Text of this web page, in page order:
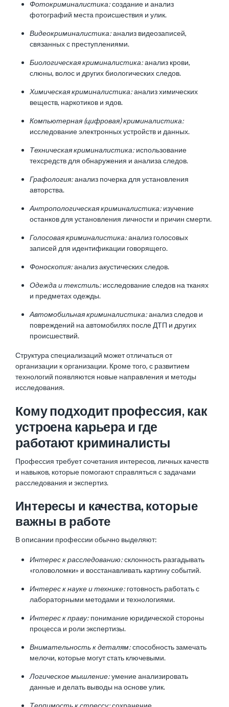
Фотокриминалистика:создание и анализ
фотографий места происшествия и улик.
Видеокриминалистика:анализ видеозаписей,
связанных с преступлениями.
Биологическая криминалистика:анализ крови,
слюны, волос и других биологических следов.
Химическая криминалистика:анализ химических
веществ, наркотиков и ядов.
Компьютерная (цифровая) криминалистика:
исследование электронных устройств и данных.
Техническая криминалистика: использование
техсредств для обнаружения и анализа следов.
Графология:анализ почерка для установления
авторства.
Антропологическая криминалистика: изучение
останков для установления личности и причин смерти.
Голосовая криминалистика:анализ голосовых
записей для идентификации говорящего.
Фоноскопия:анализ акустических следов.
Одежда и текстиль: исследование следов на тканях
и предметах одежды.
Автомобильная криминалистика:анализ следов и
повреждений на автомобилях после ДТП и других
происшествий.
Структура специализаций может отличаться от
организации к организации. Кроме того, с развитием
технологий появляются новые направления и методы
исследования.
Кому подходит профессия, как
устроена карьера и где
работают криминалисты
Профессия требует сочетания интересов, личных качеств
и навыков, которые помогают справляться с задачами
расследования и экспертиз.
Интересы и качества, которые
важны в работе
В описании профессии обычно выделяют:
Интерес к расследованию:склонность разгадывать
«головоломки» и восстанавливать картину событий.
Интерес к науке и технике: готовность работать с
лабораторными методами и технологиями.
Интерес к праву: понимание юридической стороны
процесса и роли экспертизы.
Внимательность к деталям:способность замечать
мелочи, которые могут стать ключевыми.
Логическое мышление:умение анализировать
данные и делать выводы на основе улик.
Терпимость к стрессу:сохранение